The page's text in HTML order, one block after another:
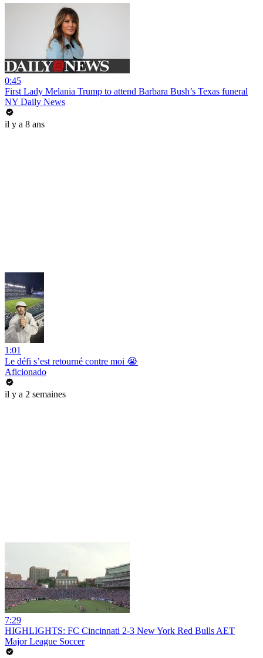
0:45
First Lady Melania Trump to attend Barbara Bush’s Texas funeral
NY Daily News
il y a 8 ans
1:01
Le défi s’est retourné contre moi 😭
Aficionado
il y a 2 semaines
7:29
HIGHLIGHTS: FC Cincinnati 2-3 New York Red Bulls AET
Major League Soccer